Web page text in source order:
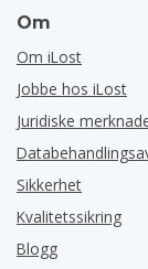
Om
Om iLost
Jobbe hos iLost
Juridiske
Sikkerhet
Kvalitetssikring
Blogg